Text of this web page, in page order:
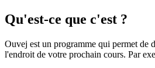
Qu'est-ce que c'est ?
Ouvej est un programme qui permet de
l'endroit de votre prochain cours. Par